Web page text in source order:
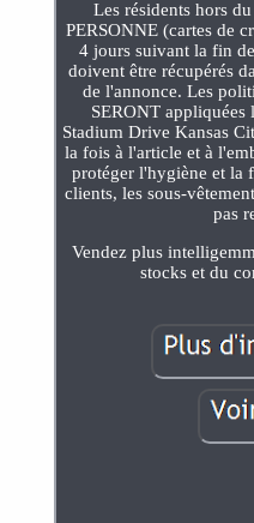
Les résidents hors
PERSONNE (cartes de
4 jours suivant la fin
doivent être récupérés
de l'annonce. Les
SERONT appliquées
Stadium Drive Kansas
la fois à l'article et à
protéger l'hygiène et la
clients, les sous-
pas
Vendez plus
stocks et du